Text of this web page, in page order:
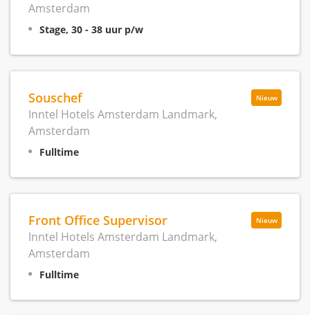
Amsterdam
Stage, 30 - 38 uur p/w
Nieuw
Souschef
Inntel Hotels Amsterdam Landmark,
Amsterdam
Fulltime
Nieuw
Front Office Supervisor
Inntel Hotels Amsterdam Landmark,
Amsterdam
Fulltime